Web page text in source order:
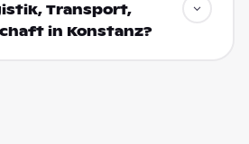
Transport,
in Konstanz?